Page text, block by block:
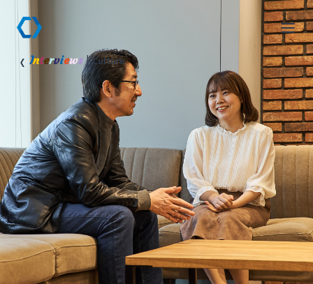
Interviews|Culture